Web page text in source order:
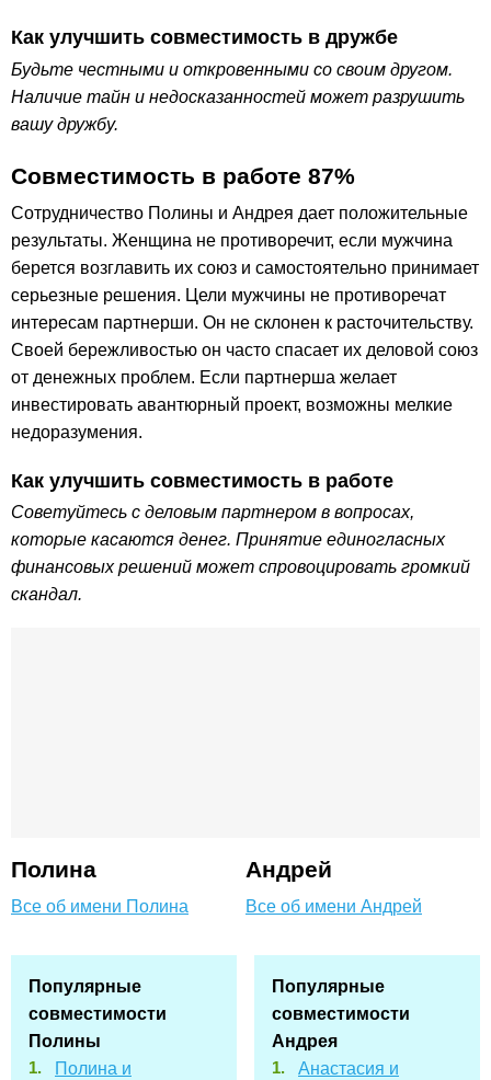
Как улучшить совместимость в дружбе
Будьте честными и откровенными со своим другом.
Наличие тайн и недосказанностей может разрушить
вашу дружбу.
Совместимость в работе 87%
Сотрудничество Полины и Андрея дает положительные
результаты. Женщина не противоречит, если мужчина
берется возглавить их союз и самостоятельно принимает
серьезные решения. Цели мужчины не противоречат
интересам партнерши. Он не склонен к расточительству.
Своей бережливостью он часто спасает их деловой союз
от денежных проблем. Если партнерша желает
инвестировать авантюрный проект, возможны мелкие
недоразумения.
Как улучшить совместимость в работе
Советуйтесь с деловым партнером в вопросах,
которые касаются денег. Принятие единогласных
финансовых решений может спровоцировать громкий
скандал.
Полина
Все об имени Полина
Андрей
Все об имени Андрей
Популярные
совместимости
Полины
Полина и
Популярные
совместимости
Андрея
Анастасия и